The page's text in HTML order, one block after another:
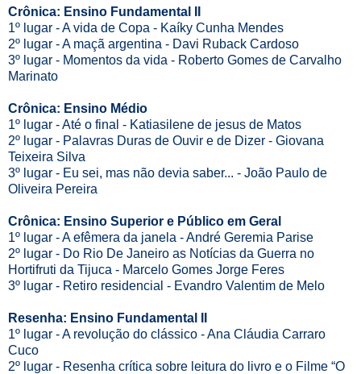
Crônica: Ensino Fundamental II
1º lugar - A vida de Copa - Kaíky Cunha Mendes
2º lugar - A maçã argentina - Davi Ruback Cardoso
3º lugar - Momentos da vida - Roberto Gomes de Carvalho
Marinato
Crônica: Ensino Médio
1º lugar - Até o final - Katiasilene de jesus de Matos
2º lugar - Palavras Duras de Ouvir e de Dizer - Giovana
Teixeira Silva
3º lugar - Eu sei, mas não devia saber... - João Paulo de
Oliveira Pereira
Crônica: Ensino Superior e Público em Geral
1º lugar - A efêmera da janela - André Geremia Parise
2º lugar - Do Rio De Janeiro as Notícias da Guerra no
Hortifruti da Tijuca - Marcelo Gomes Jorge Feres
3º lugar - Retiro residencial - Evandro Valentim de Melo
Resenha: Ensino Fundamental II
1º lugar - A revolução do clássico - Ana Cláudia Carraro
Cuco
2º lugar - Resenha crítica sobre leitura do livro e o Filme “O